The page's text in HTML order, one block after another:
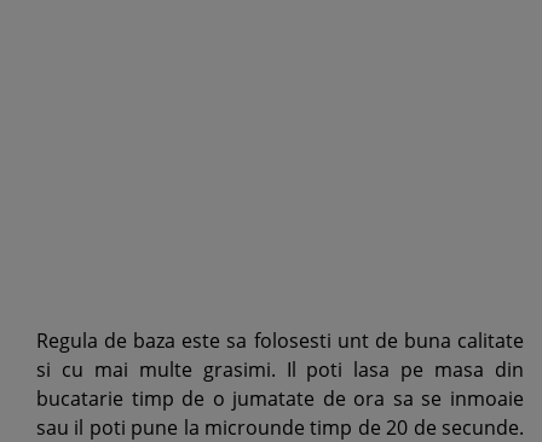
Regula de baza este sa folosesti unt de buna calitate
si cu mai multe grasimi. Il poti lasa pe masa din
bucatarie timp de o jumatate de ora sa se inmoaie
sau il poti pune la microunde timp de 20 de secunde.